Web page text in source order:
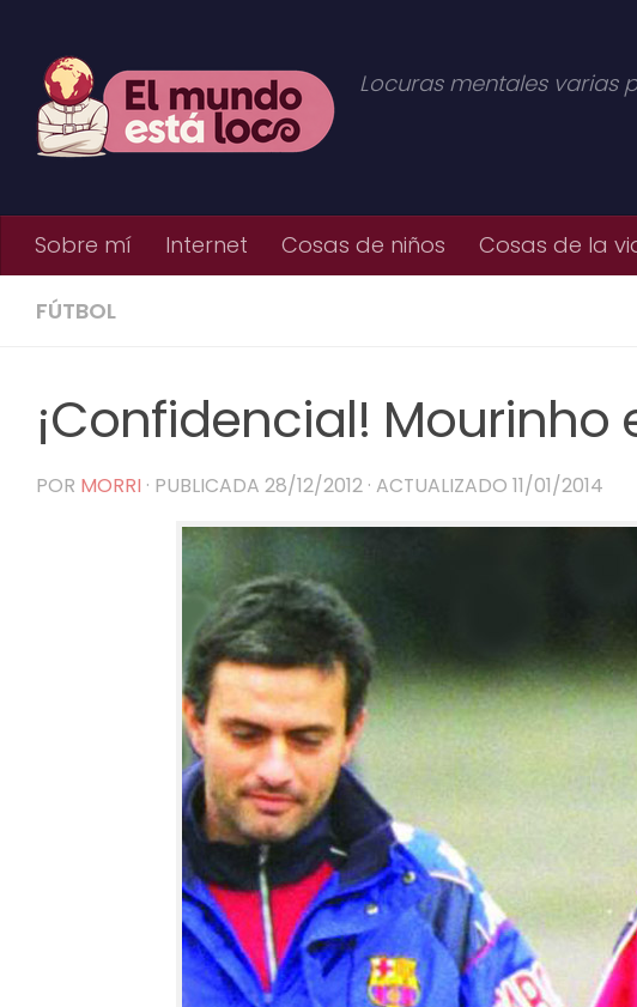
Locuras mentales varias
Sobre mí Internet Cosas de niños Cosas de la
FÚTBOL
¡Confidencial! Mourinho
POR MORRI · PUBLICADA 28/12/2012 · ACTUALIZADO 11/01/2014